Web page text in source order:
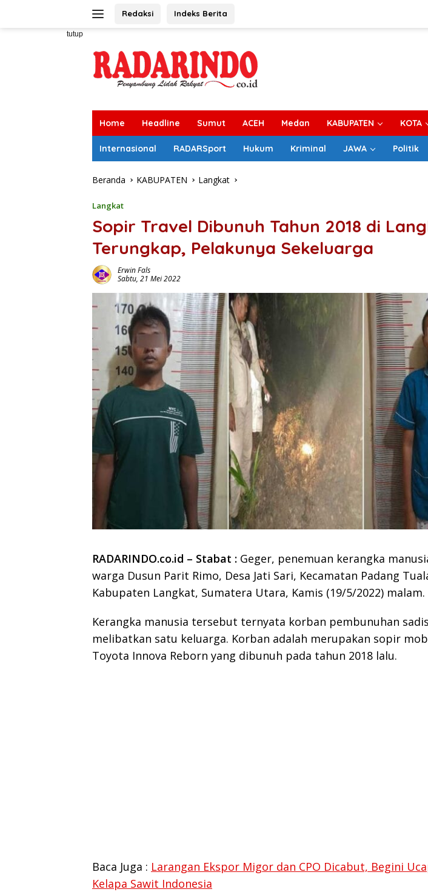
Redaksi Indeks Berita
tutup
Home Headline Sumut ACEH Medan KABUPATEN KOTA
Internasional RADARSport Hukum Kriminal JAWA Politik
Beranda KABUPATEN Langkat
Langkat
Sopir Travel Dibunuh Tahun 2018 di
Terungkap, Pelakunya Sekeluarga
Erwin Fals
Sabtu, 21 Mei 2022
RADARINDO.co.id – Stabat : Geger, penemuan kerangka
warga Dusun Parit Rimo, Desa Jati Sari, Kecamatan Padang
Kabupaten Langkat, Sumatera Utara, Kamis (19/5/2022) malam.
Kerangka manusia tersebut ternyata korban pembunuhan
melibatkan satu keluarga. Korban adalah merupakan sopir
Toyota Innova Reborn yang dibunuh pada tahun 2018 lalu.
Baca Juga : Larangan Ekspor Migor dan CPO Dicabut, Begini
Kelapa Sawit Indonesia